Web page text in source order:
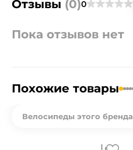
Отзывы (0)0
Пока отзывов нет
Похожие товары
Велосипеды этого бренда